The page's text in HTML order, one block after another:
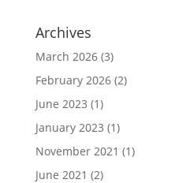
Archives
March 2026(3)
February 2026(2)
June 2023 (1)
January 2023 (1)
November 2021 (1)
June 2021 (2)